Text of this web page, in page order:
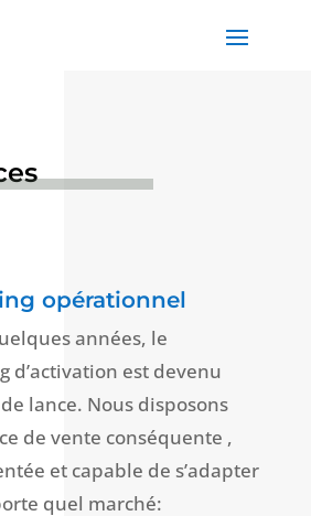
opérationnel
années, le
d’activation est devenu
lance. Nous disposons
de vente conséquente ,
et capable de s’adapter
quel marché: